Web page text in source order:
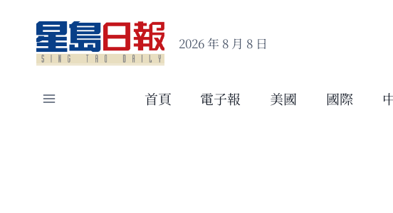
content
2026 年 8 月 8 日
首頁 電子報 美國 國際